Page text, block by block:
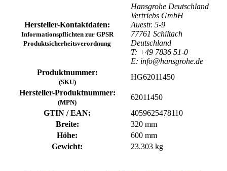
Hersteller-Kontaktdaten:
Informationspflichten zur GPSR
Produktsicherheitsverordnung
Hansgrohe Deutschland
Vertriebs GmbH
Auestr. 5-9
77761 Schiltach
Deutschland
T: +49 7836 51-0
E: info@hansgrohe.de
Produktnummer:
(SKU)
HG62011450
Hersteller-Produktnummer:
(MPN)
62011450
GTIN / EAN:
4059625478110
Breite:
320 mm
Höhe:
600 mm
Gewicht:
23.303 kg